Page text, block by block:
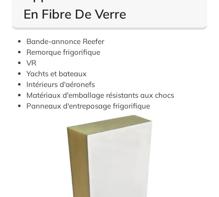
En Fibre De Verre
Bande-annonce Reefer
Remorque frigorifique
VR
Yachts et bateaux
Intérieurs d'aéronefs
Matériaux d'emballage résistants aux chocs
Panneaux d'entreposage frigorifique